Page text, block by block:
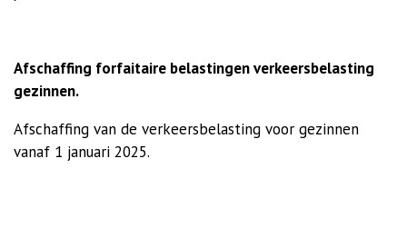
Afschaffing forfaitaire belastingen verkeersbelasting
gezinnen.
Afschaffing van de verkeersbelasting voor gezinnen
vanaf 1 januari 2025.